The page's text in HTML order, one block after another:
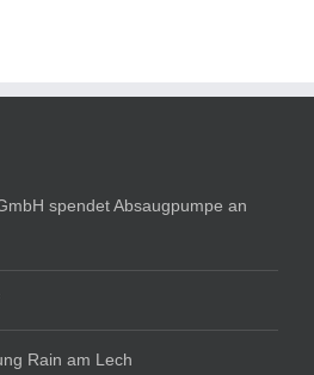
spendet Absaugpumpe an
Rain am Lech